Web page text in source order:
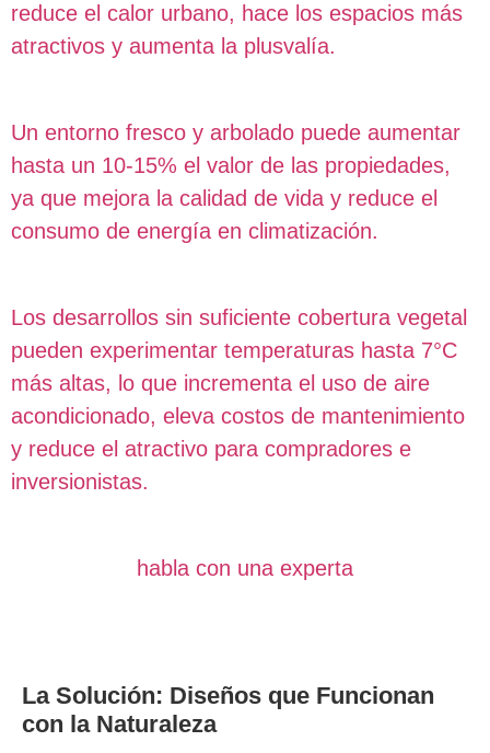
reduce el calor urbano, hace los espacios más
atractivos y aumenta la plusvalía.
Un entorno fresco y arbolado puede aumentar
hasta un 10-15% el valor de las propiedades,
ya que mejora la calidad de vida y reduce el
consumo de energía en climatización.
Los desarrollos sin suficiente cobertura vegetal
pueden experimentar temperaturas hasta 7°C
más altas, lo que incrementa el uso de aire
acondicionado, eleva costos de mantenimiento
y reduce el atractivo para compradores e
inversionistas.
habla con una experta
La Solución: Diseños que Funcionan
con la Naturaleza